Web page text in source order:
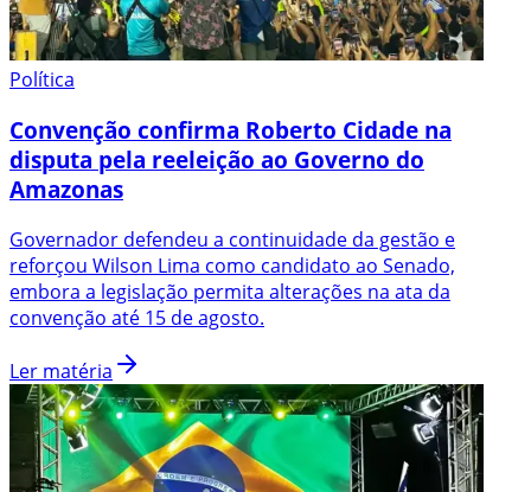
Política
Convenção confirma Roberto Cidade na
disputa pela reeleição ao Governo do
Amazonas
Governador defendeu a continuidade da gestão e
reforçou Wilson Lima como candidato ao Senado,
embora a legislação permita alterações na ata da
convenção até 15 de agosto.
Ler matéria